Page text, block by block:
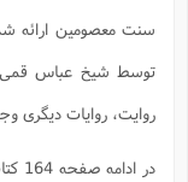
سنت معصومین ارائه
توسط شیخ عباس قمی
روایت، روایات دیگری
در